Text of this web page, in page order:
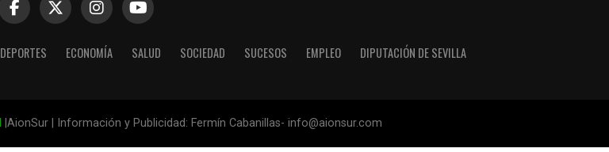
DEPORTES ECONOMÍA SALUD SOCIEDAD SUCESOS EMPLEO DIPUTACIÓN DE SEVILLA
|AionSur | Información y Publicidad: Fermín Cabanillas- info@aionsur.com